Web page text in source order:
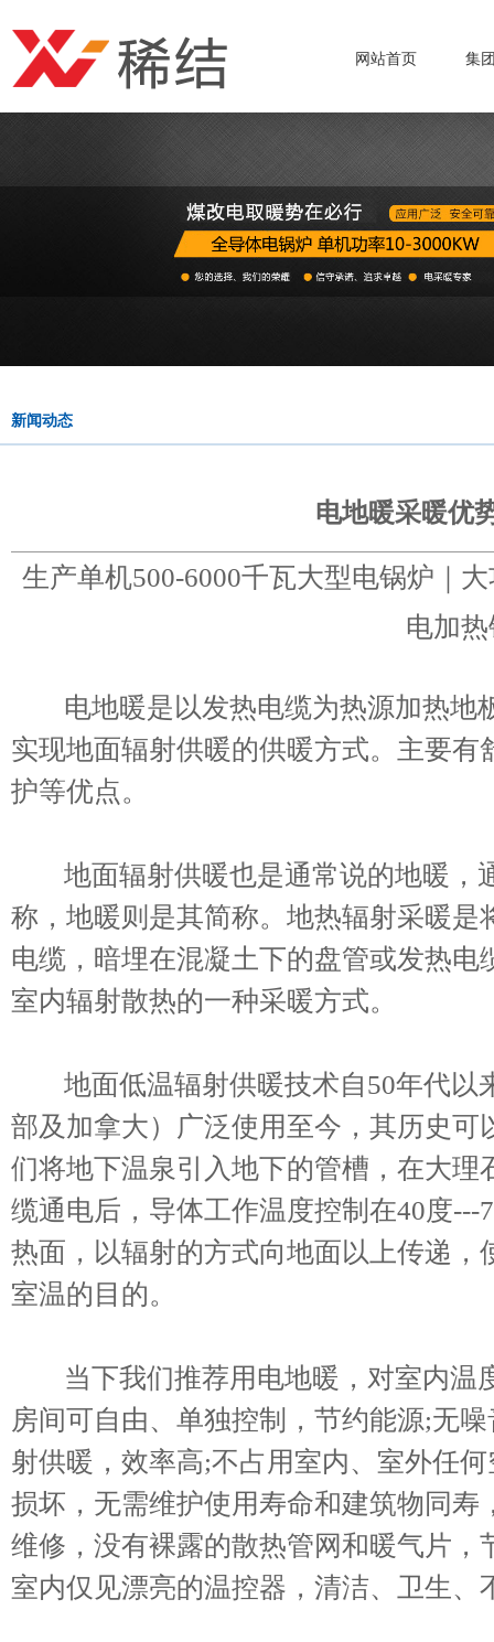
网站首页 集
新闻动态
电地暖采暖优
生产单机500-6000千瓦大型电锅炉｜
电加
电地暖是以发热电缆为热源加热地
实现地面辐射供暖的供暖方式。主要
护等优点。
地面辐射供暖也是通常说的地暖，
称，地暖则是其简称。地热辐射采暖
电缆，暗埋在混凝土下的盘管或发热
室内辐射散热的一种采暖方式。
地面低温辐射供暖技术自50年代以
部及加拿大）广泛使用至今，其历史
们将地下温泉引入地下的管槽，在大
缆通电后，导体工作温度控制在40度---
热面，以辐射的方式向地面以上传递
室温的目的。
当下我们推荐用电地暖，对室内温
房间可自由、单独控制，节约能源;无
射供暖，效率高;不占用室内、室外任
损坏，无需维护使用寿命和建筑物同
维修，没有裸露的散热管网和暖气片，
室内仅见漂亮的温控器，清洁、卫生、